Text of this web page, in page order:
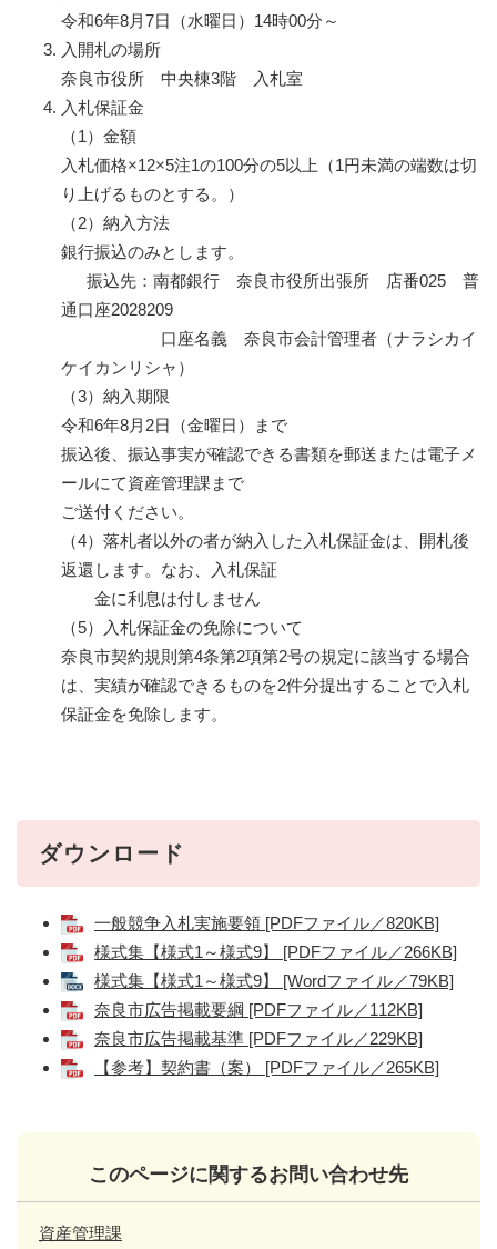
令和6年8月7日（水曜日）14時00分～
入開札の場所
奈良市役所 中央棟3階 入札室
入札保証金
（1）金額
入札価格×12×5注1の100分の5以上（1円未満の端数は切
り上げるものとする。）
（2）納入方法
銀行振込のみとします。
振込先：南都銀行 奈良市役所出張所 店番025 普
通口座2028209
口座名義 奈良市会計管理者（ナラシカイ
ケイカンリシャ）
（3）納入期限
令和6年8月2日（金曜日）まで
振込後、振込事実が確認できる書類を郵送または電子メ
ールにて資産管理課まで
ご送付ください。
（4）落札者以外の者が納入した入札保証金は、開札後
返還します。なお、入札保証
金に利息は付しません
（5）入札保証金の免除について
奈良市契約規則第4条第2項第2号の規定に該当する場合
は、実績が確認できるものを2件分提出することで入札
保証金を免除します。
ダウンロード
一般競争入札実施要領 [PDFファイル／820KB]
様式集【様式1～様式9】 [PDFファイル／266KB]
様式集【様式1～様式9】 [Wordファイル／79KB]
奈良市広告掲載要綱 [PDFファイル／112KB]
奈良市広告掲載基準 [PDFファイル／229KB]
【参考】契約書（案） [PDFファイル／265KB]
このページに関するお問い合わせ先
資産管理課